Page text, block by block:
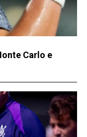
Carlo e